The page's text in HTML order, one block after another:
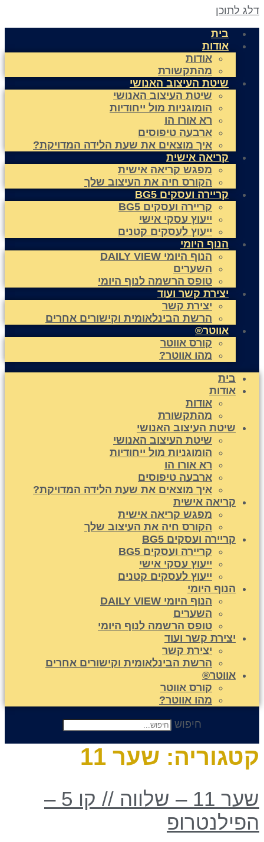
לתוכן
בית
אודות
אודות
מהתקשורת
שיטת העיצוב האנושי
שיטת העיצוב האנושי
הומוגניות מול ייחודיות
רא אורו הו
ארבעה טיפוסים
איך מוצאים את שעת הלידה המדויקת?
קריאה אישית
מפגש קריאה אישית
הקורס חיה את העיצוב שלך
קריירה ועסקים BG5
קריירה ועסקים BG5
ייעוץ עסקי אישי
ייעוץ לעסקים קטנים
הנוף היומי
הנוף היומי DAILY VIEW
השערים
טופס הרשמה לנוף היומי
יצירת קשר ועוד
יצירת קשר
הרשת הבינלאומית וקישורים אחרים
אווטר®
קורס אווטר
מהו אווטר?
בית
אודות
אודות
מהתקשורת
שיטת העיצוב האנושי
שיטת העיצוב האנושי
הומוגניות מול ייחודיות
רא אורו הו
ארבעה טיפוסים
איך מוצאים את שעת הלידה המדויקת?
קריאה אישית
מפגש קריאה אישית
הקורס חיה את העיצוב שלך
קריירה ועסקים BG5
קריירה ועסקים BG5
ייעוץ עסקי אישי
ייעוץ לעסקים קטנים
הנוף היומי
הנוף היומי DAILY VIEW
השערים
טופס הרשמה לנוף היומי
יצירת קשר ועוד
יצירת קשר
הרשת הבינלאומית וקישורים אחרים
אווטר®
קורס אווטר
מהו אווטר?
חיפוש
שער 11
שער 11 – שלווה // קו 5 –